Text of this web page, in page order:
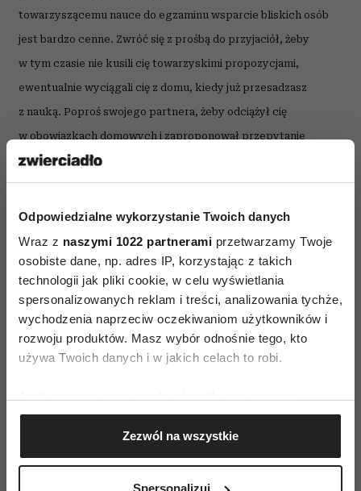
Odpowiedzialne wykorzystanie Twoich danych
Wraz z naszymi 1022 partnerami przetwarzamy Twoje
osobiste dane, np. adres IP, korzystając z takich
technologii jak pliki cookie, w celu wyświetlania
spersonalizowanych reklam i treści, analizowania tychże,
wychodzenia naprzeciw oczekiwaniom użytkowników i
rozwoju produktów. Masz wybór odnośnie tego, kto
używa Twoich danych i w jakich celach to robi.
Gromadzić dane dotyczące Twojej lokalizacji
geograficznej z dokładnością nawet do kilku metrów
Identyfikować Twoje urządzenie, aktywnie
Zezwól na wszystkie
Spersonalizuj
towarzyszącemu nauce do egzaminu wsparcie bliskich osób
jest bardzo cenne. Zwróć się z prośbą do przyjaciół, żeby
w tym czasie nie kusili cię towarzyskimi propozycjami,
ewentualnie wyciągali cię z domu, kiedy już przesadzasz
z nauką. Poproś swojego partnera, żeby odciążył cię
w obowiązkach domowych i zaproponował przepytanie
z materiału. Dobrze, jeśli bliscy wierzą w ciebie i dodają ci
otuchy. Wyraź swoje zapotrzebowanie na taką ich postawę.